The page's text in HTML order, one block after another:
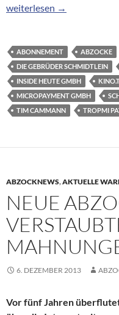
Datenleck im Hause
weiterlesen →
ABONNEMENT ABZOCKE
DIE GEBRÜDER SCHMIDTLEIN
INSIDE HEUTE GMBH
MICROPAYMENT GMBH
TIM CAMMANN
TROPMI
ABZOCKNEWS,AKTUELLE
NEUE
6. DEZEMBER 2013
Vor fünf Jahren